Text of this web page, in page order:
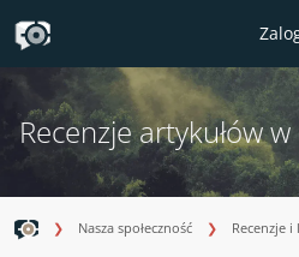
Recenzje artykułów
Nasza społeczność Recenzje i